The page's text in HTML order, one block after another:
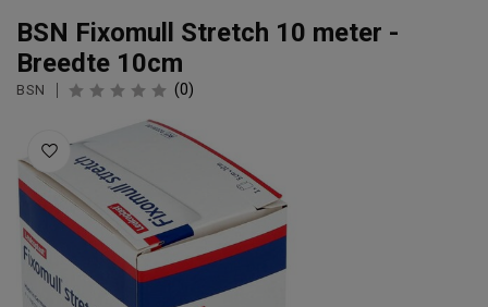
BSN Fixomull Stretch 10 meter -
Breedte 10cm
BSN (0)